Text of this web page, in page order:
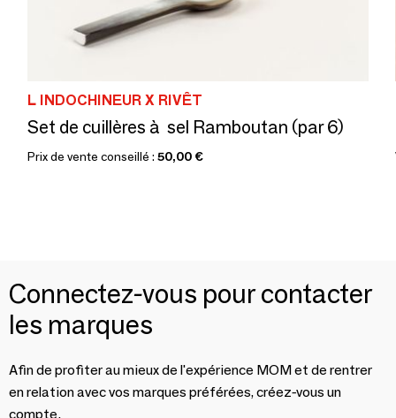
L INDOCHINEUR X RIVÊT
Set de cuillères à sel Ramboutan (par 6)
Prix de vente conseillé : 50,00 €
Connectez-vous pour contacter
les marques
Afin de profiter au mieux de l'expérience MOM et de rentrer
en relation avec vos marques préférées, créez-vous un
compte.